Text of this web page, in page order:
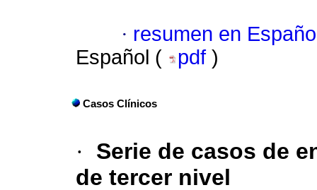
· resumen en
Español (
pdf )
Casos Clínicos
·
Serie de casos de
de tercer nivel